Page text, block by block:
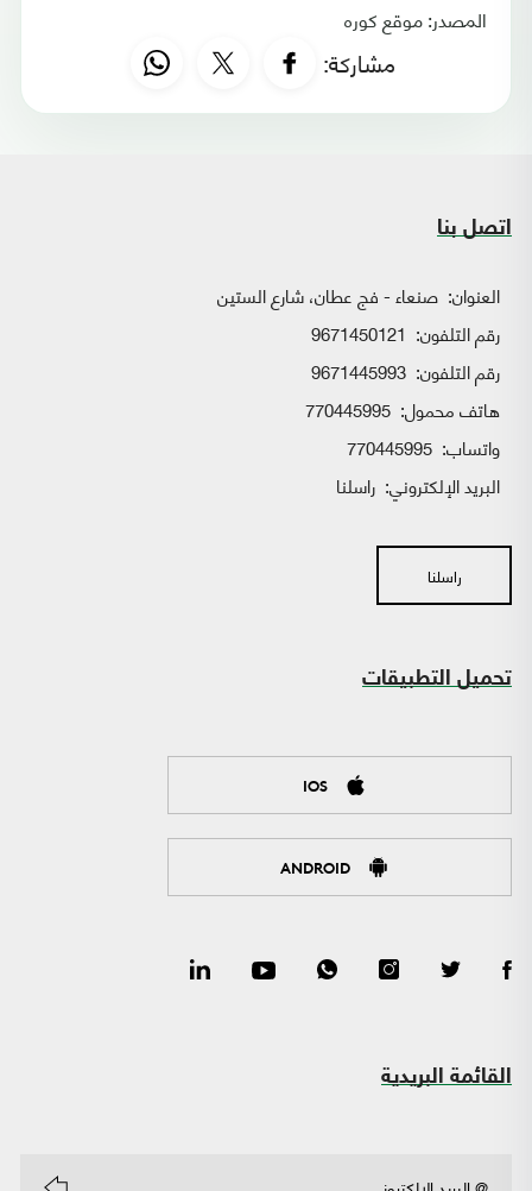
المصدر: موقع كوره
مشاركة:
اتصل بنا
العنوان: صنعاء - فج عطان، شارع الستين
رقم التلفون: 9671450121
رقم التلفون: 9671445993
هاتف محمول: 770445995
واتساب:
البريد الإلكتروني: راسلنا
راسلنا
تحميل التطبيقات
IOS
ANDROID
القائمة البريدية